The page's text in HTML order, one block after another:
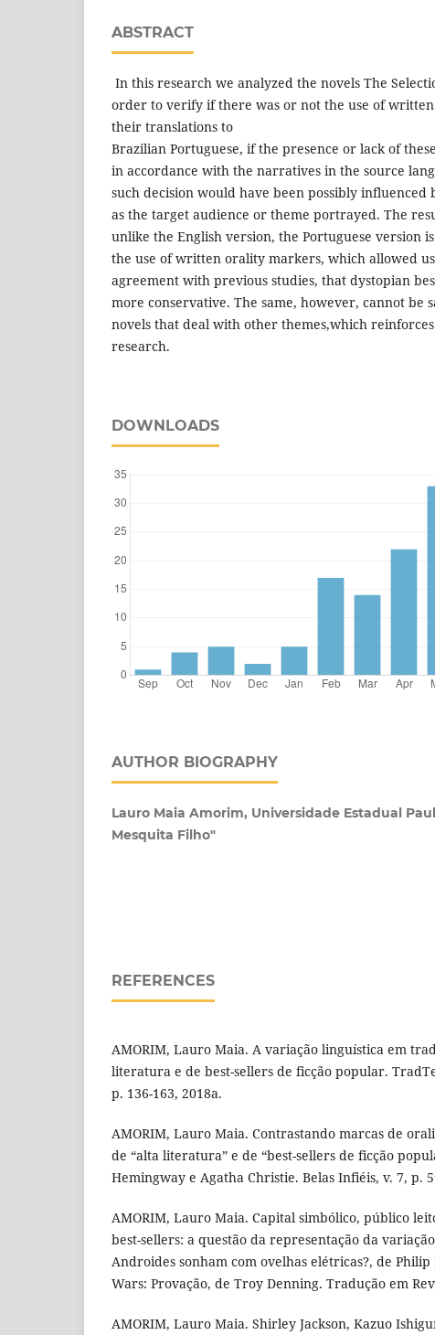
ABSTRACT
In this research we analyzed the novels The
order to verify if there was or not the use of
their translations to
Brazilian Portuguese, if the presence or lack of
in accordance with the narratives in the source
such decision would have been possibly influenced
as the target audience or theme portrayed. The
unlike the English version, the Portuguese version
the use of written orality markers, which allowed
agreement with previous studies, that dystopian
more conservative. The same, however, cannot be
novels that deal with other themes,which
research.
DOWNLOADS
AUTHOR BIOGRAPHY
Lauro Maia Amorim, Universidade Estadual
Mesquita Filho"
REFERENCES
AMORIM, Lauro Maia. A variação linguística em
literatura e de best-sellers de ficção popular.
p. 136-163, 2018a.
AMORIM, Lauro Maia. Contrastando marcas de
de “alta literatura” e de “best-sellers de ficção
Hemingway e Agatha Christie. Belas Infiéis, v. 7, p.
AMORIM, Lauro Maia. Capital simbólico, público
best-sellers: a questão da representação da
Androides sonham com ovelhas elétricas?, de Philip
Wars: Provação, de Troy Denning. Tradução em
AMORIM, Lauro Maia. Shirley Jackson, Kazuo